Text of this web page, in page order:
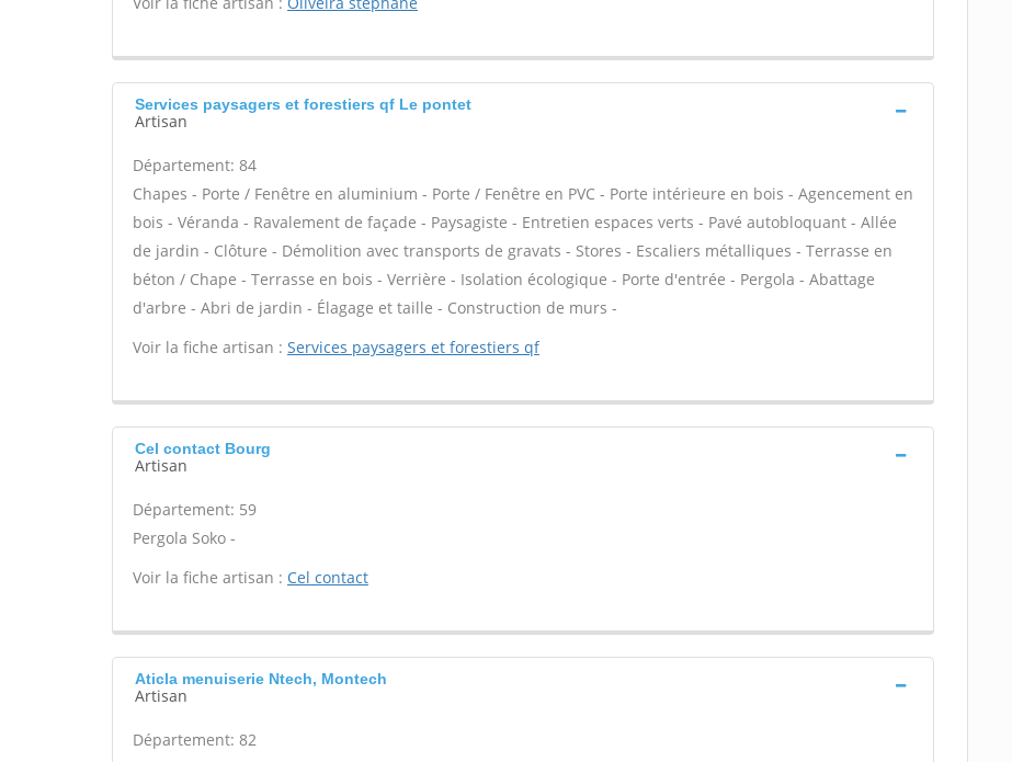
Services paysagers et forestiers qf Le pontet
Artisan
Département: 84
Chapes - Porte / Fenêtre en aluminium - Porte / Fenêtre en PVC - Porte intérieure en bois - Agencement en
bois - Véranda - Ravalement de façade - Paysagiste - Entretien espaces verts - Pavé autobloquant - Allée
de jardin - Clôture - Démolition avec transports de gravats - Stores - Escaliers métalliques - Terrasse en
béton / Chape - Terrasse en bois - Verrière - Isolation écologique - Porte d'entrée - Pergola - Abattage
d'arbre - Abri de jardin - Élagage et taille - Construction de murs -
Voir la fiche artisan : Services paysagers et forestiers qf
Cel contact Bourg
Artisan
Département: 59
Pergola Soko -
Voir la fiche artisan : Cel contact
Aticla menuiserie Ntech, Montech
Artisan
Département: 82